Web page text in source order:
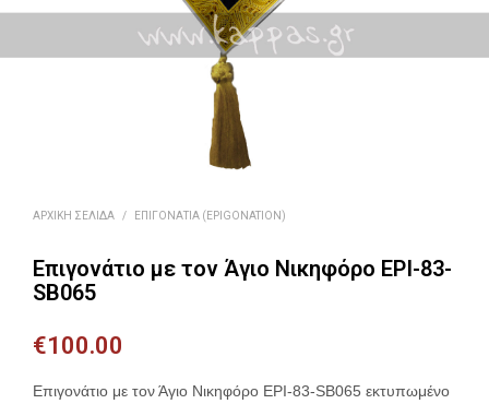
ΑΡΧΙΚΉ ΣΕΛΊΔΑ / ΕΠΙΓΟΝΆΤΙΑ (EPIGONATION)
Επιγονάτιο με τον Άγιο Νικηφόρο EPI-83-
SB065
€100.00
Επιγονάτιο με τον Άγιο Νικηφόρο EPI-83-SB065 εκτυπωμένο